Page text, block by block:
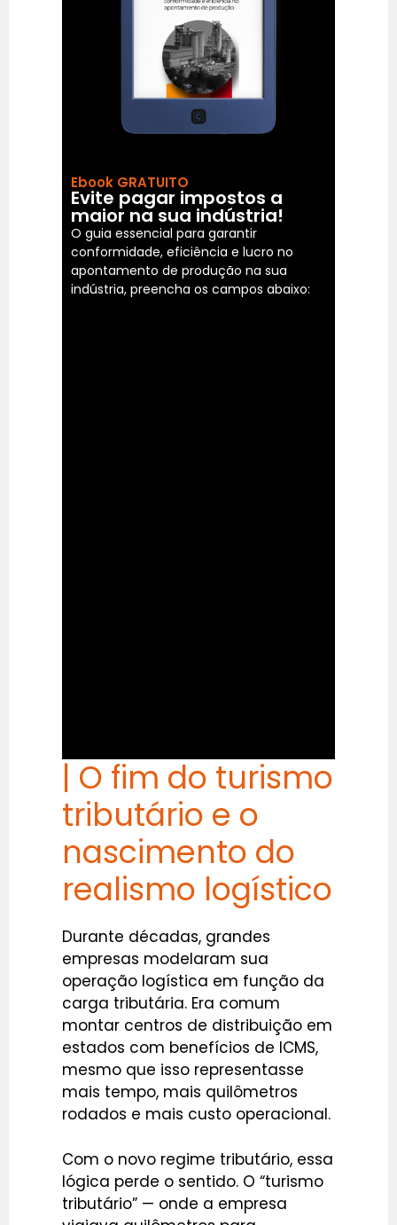
Ebook GRATUITO
Evite pagar impostos a
maior na sua indústria!
O guia essencial para garantir
conformidade, eficiência e lucro no
apontamento de produção na sua
indústria, preencha os campos abaixo:
| O fim do turismo
tributário e o
nascimento do
realismo logístico
Durante décadas, grandes
empresas modelaram sua
operação logística em função da
carga tributária. Era comum
montar centros de distribuição em
estados com benefícios de ICMS,
mesmo que isso representasse
mais tempo, mais quilômetros
rodados e mais custo operacional.
Com o novo regime tributário, essa
lógica perde o sentido. O “turismo
tributário” — onde a empresa